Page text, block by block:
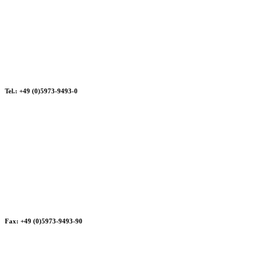
Tel.: +49 (0)5973-9493-0
Fax: +49 (0)5973-9493-90